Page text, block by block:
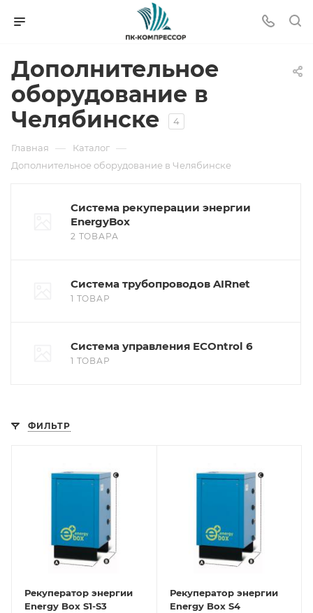
Дополнительное
оборудование в
Челябинске
4
Главная — Каталог —
Дополнительное оборудование в Челябинске
Система рекуперации энергии
EnergyBox
2 ТОВАРА
Система трубопроводов AIRnet
1 ТОВАР
Система управления ECOntrol 6
1 ТОВАР
ФИЛЬТР
Рекуператор энергии
Energy Box S1-S3
Рекуператор энергии
Energy Box S4